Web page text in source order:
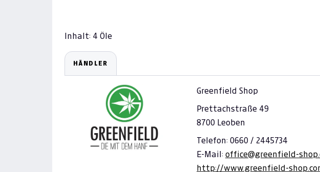
Inhalt: 4 Öle
HÄNDLER
Greenfield Shop
Prettachstraße 49
8700 Leoben
Telefon: 0660 / 2445734
E-Mail: office@greenfield-
http://www.greenfield-